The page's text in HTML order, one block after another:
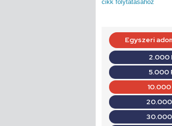
cikk folytatásához